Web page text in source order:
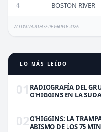
4 BOSTON RIVER
ACTUALIZADO FASE DE GRUPOS 2026
LO MÁS LEÍDO
01 RADIOGRAFÍA DEL
O'HIGGINS EN LA
02O'HIGGINS: LA
ABISMO DE LOS 75